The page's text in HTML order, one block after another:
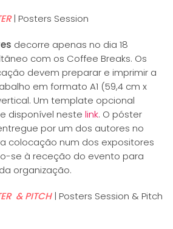
| Posters Session
decorre apenas no dia 18
com os Coffee Breaks. Os
devem preparar e imprimir a
em formato A1 (59,4 cm x
Um template opcional
disponível neste link. O póster
por um dos autores no
colocação num dos expositores
se à receção do evento para
organização.
& PITCH| Posters Session & Pitch